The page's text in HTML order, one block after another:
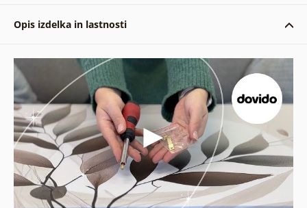
Opis izdelka in lastnosti